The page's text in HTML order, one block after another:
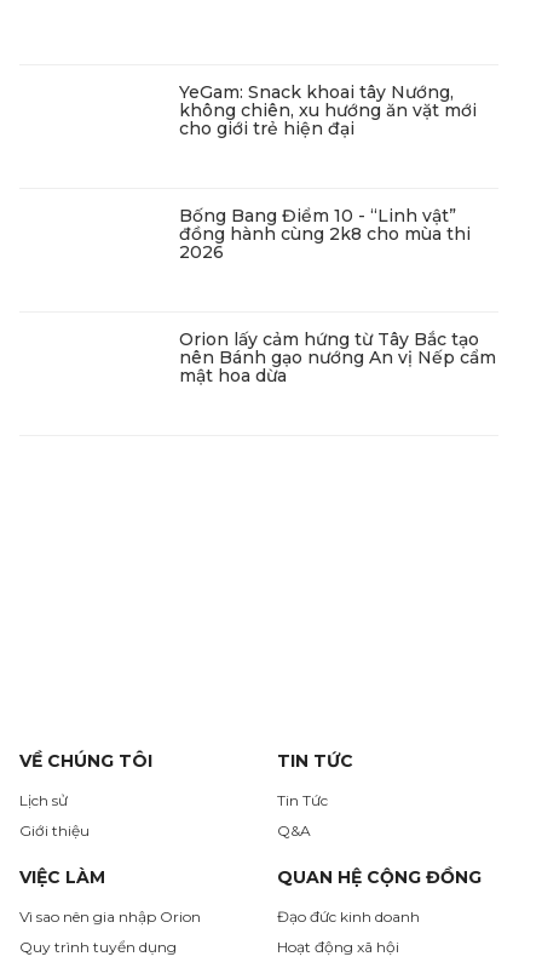
YeGam: Snack khoai tây Nướng,
không chiên, xu hướng ăn vặt mới
cho giới trẻ hiện đại
Bống Bang Điểm 10 - “Linh vật”
đồng hành cùng 2k8 cho mùa thi
2026
Orion lấy cảm hứng từ Tây Bắc tạo
nên Bánh gạo nướng An vị Nếp cẩm
mật hoa dừa
VỀ CHÚNG TÔI
Lịch sử
Giới thiệu
TIN TỨC
Tin Tức
Q&A
VIỆC LÀM
Vì sao nên gia nhập Orion
Quy trình tuyển dụng
QUAN HỆ CỘNG ĐỒNG
Đạo đức kinh doanh
Hoạt động xã hội